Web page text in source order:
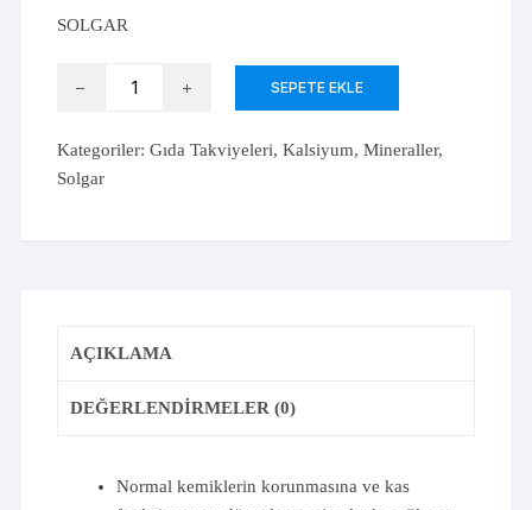
SOLGAR
Plus
SEPETE EKLE
Kategoriler:Gıda Takviyeleri,Kalsiyum,Mineraller,
Solgar
AÇIKLAMA
DEĞERLENDIRMELER (0)
Normal kemiklerin korunmasına ve kas